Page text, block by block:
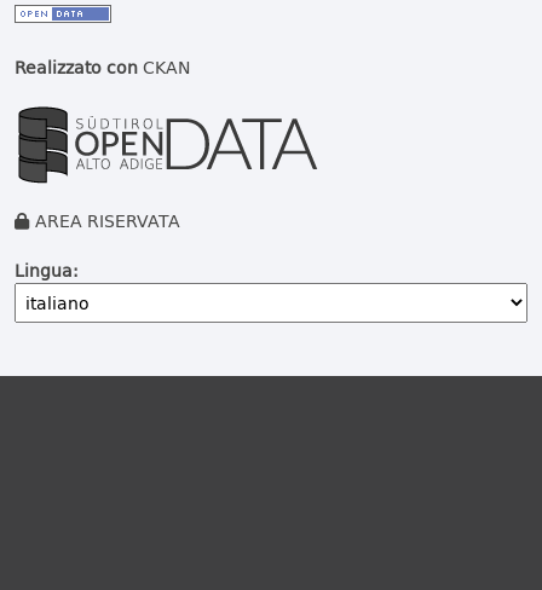
Realizzato conCKAN
AREA RISERVATA
Lingua